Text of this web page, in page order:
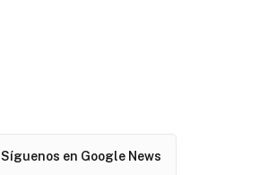
Síguenos en Google News